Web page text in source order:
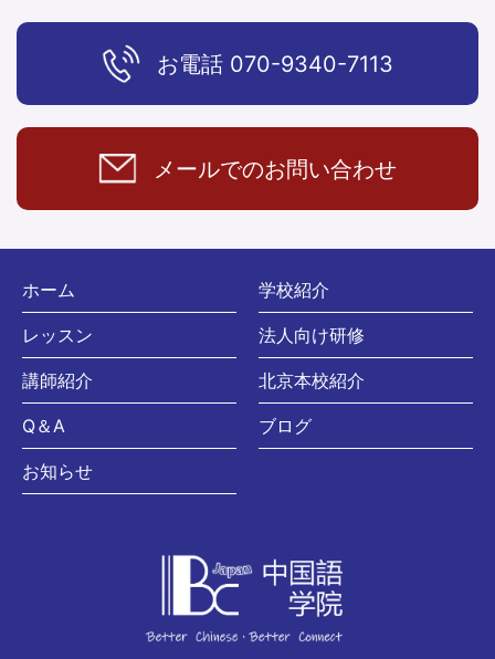
お電話 070-9340-7113
メールでのお問い合わせ
ホーム 学校紹介
レッスン 法人向け研修
講師紹介 北京本校紹介
Q＆A ブログ
お知らせ